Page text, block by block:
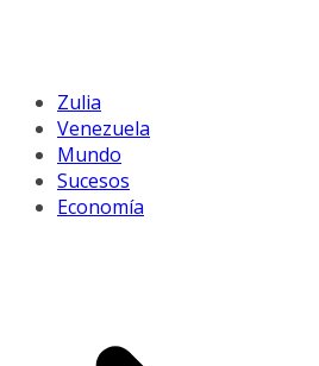
Zulia
Venezuela
Mundo
Sucesos
Economía